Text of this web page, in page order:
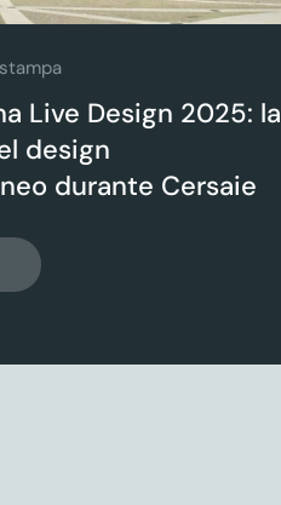
Live Design 2025: la
design
durante Cersaie